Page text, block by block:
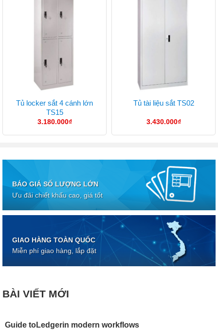
Tủ locker sắt 4 cánh lớn
TS15
3.180.000₫
Tủ tài liệu sắt TS02
3.430.000₫
BÁO GIÁ SỐ LƯỢNG LỚN
Ưu đãi chiết khấu cao, giá tốt
GIAO HÀNG TOÀN QUỐC
Miễn phí giao hàng, lắp đặt
BÀI VIẾT MỚI
Guide toLedgerin modern workflows